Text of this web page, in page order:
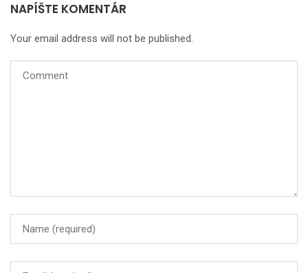
NAPÍŠTE KOMENTÁR
Your email address will not be published.